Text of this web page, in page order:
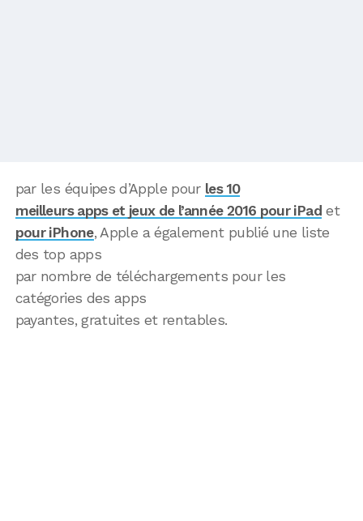
par les équipes d’Apple pour les 10
meilleurs apps et jeux de l’année 2016 pour iPadet
pour iPhone, Apple a également publié une liste
des top apps
par nombre de téléchargements pour les
catégories des apps
payantes, gratuites et rentables.